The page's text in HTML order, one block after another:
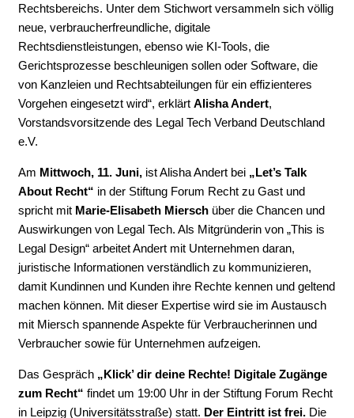
Rechtsbereichs. Unter dem Stichwort versammeln sich völlig
neue, verbraucherfreundliche, digitale
Rechtsdienstleistungen, ebenso wie KI-Tools, die
Gerichtsprozesse beschleunigen sollen oder Software, die
von Kanzleien und Rechtsabteilungen für ein effizienteres
Vorgehen eingesetzt wird“, erklärt Alisha Andert,
Vorstandsvorsitzende des Legal Tech Verband Deutschland
e.V.
Am Mittwoch, 11. Juni, ist Alisha Andert bei „Let’s Talk
About Recht“ in der Stiftung Forum Recht zu Gast und
spricht mit Marie-Elisabeth Miersch über die Chancen und
Auswirkungen von Legal Tech. Als Mitgründerin von „This is
Legal Design“ arbeitet Andert mit Unternehmen daran,
juristische Informationen verständlich zu kommunizieren,
damit Kundinnen und Kunden ihre Rechte kennen und geltend
machen können. Mit dieser Expertise wird sie im Austausch
mit Miersch spannende Aspekte für Verbraucherinnen und
Verbraucher sowie für Unternehmen aufzeigen.
Das Gespräch „Klick’ dir deine Rechte! Digitale Zugänge
zum Recht“ findet um 19:00 Uhr in der Stiftung Forum Recht
in Leipzig (Universitätsstraße) statt. Der Eintritt ist frei. Die